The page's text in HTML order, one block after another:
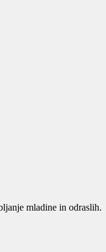
mladine in odraslih.